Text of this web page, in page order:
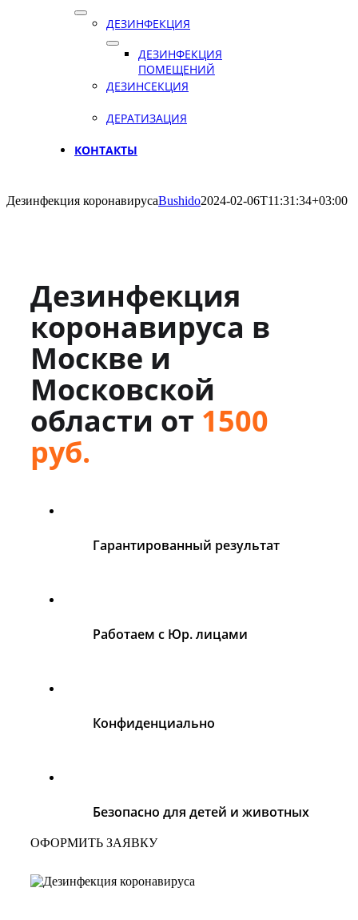
ДЕЗИНФЕКЦИЯ
ДЕЗИНФЕКЦИЯ
ПОМЕЩЕНИЙ
ДЕЗИНСЕКЦИЯ
ДЕРАТИЗАЦИЯ
КОНТАКТЫ
Дезинфекция коронавирусаBushido2024-02-06T11:31:34+03:00
Дезинфекция
коронавируса в
Москве и
Московской
области от 1500
руб.
Гарантированный результат
Работаем с Юр. лицами
Конфиденциально
Безопасно для детей и животных
ОФОРМИТЬ ЗАЯВКУ